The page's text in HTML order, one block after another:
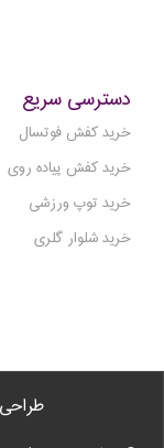
دسترسی سریع
خرید کفش فوتسال
خرید کفش پیاده روی
خرید توپ ورزشی
خرید شلوار گلری